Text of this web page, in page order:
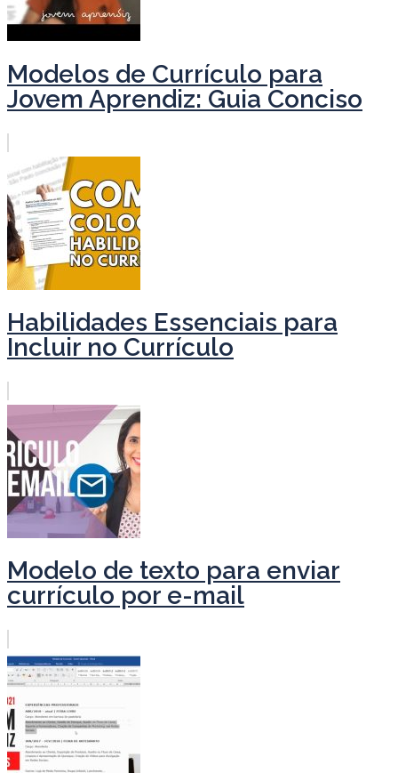
Modelos de Currículo para
Jovem Aprendiz: Guia Conciso
Habilidades Essenciais para
Incluir no Currículo
Modelo de texto para enviar
currículo por e-mail